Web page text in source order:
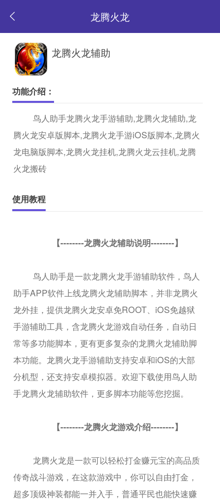
龙腾火龙
返
页
龙腾火龙辅助
功能介绍：
鸟人助手龙腾火龙手游辅助,龙腾火龙辅助,龙
腾火龙安卓版脚本,龙腾火龙手游iOS版脚本,龙腾火
龙电脑版脚本,龙腾火龙挂机,龙腾火龙云挂机,龙腾
火龙搬砖
使用教程
【--------龙腾火龙辅助说明--------】
鸟人助手是一款龙腾火龙手游辅助软件，鸟人
助手APP软件上线龙腾火龙辅助脚本，并非龙腾火
龙外挂，提供龙腾火龙安卓免ROOT、iOS免越狱
手游辅助工具，含龙腾火龙游戏自动任务，自动日
常等多功能脚本，更有更多复杂的龙腾火龙辅助脚
本功能。龙腾火龙手游辅助支持安卓和iOS的大部
分机型，还支持安卓模拟器。欢迎下载使用鸟人助
手龙腾火龙辅助软件，更多脚本功能等您挖掘。
【--------龙腾火龙游戏介绍--------】
龙腾火龙是一款可以轻松打金赚元宝的高品质
传奇战斗游戏，在这款游戏中，你可以自由打金，
超多顶级神装都能一并入手，普通平民也能快速赚